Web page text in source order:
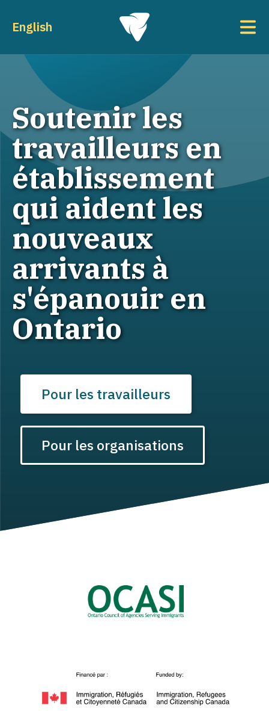
English
Soutenir les
travailleurs en
établissement
qui aident les
nouveaux
arrivants à
s'épanouir en
Ontario
Pour les travailleurs
Pour les organisations
Image
Image